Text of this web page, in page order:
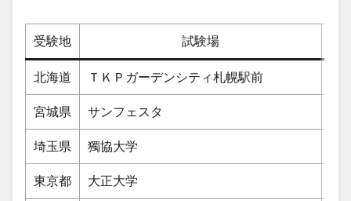
受験地 試験場
北海道 ＴＫＰガーデンシティ札幌駅前
宮城県 サンフェスタ
埼玉県 獨協大学
東京都 大正大学